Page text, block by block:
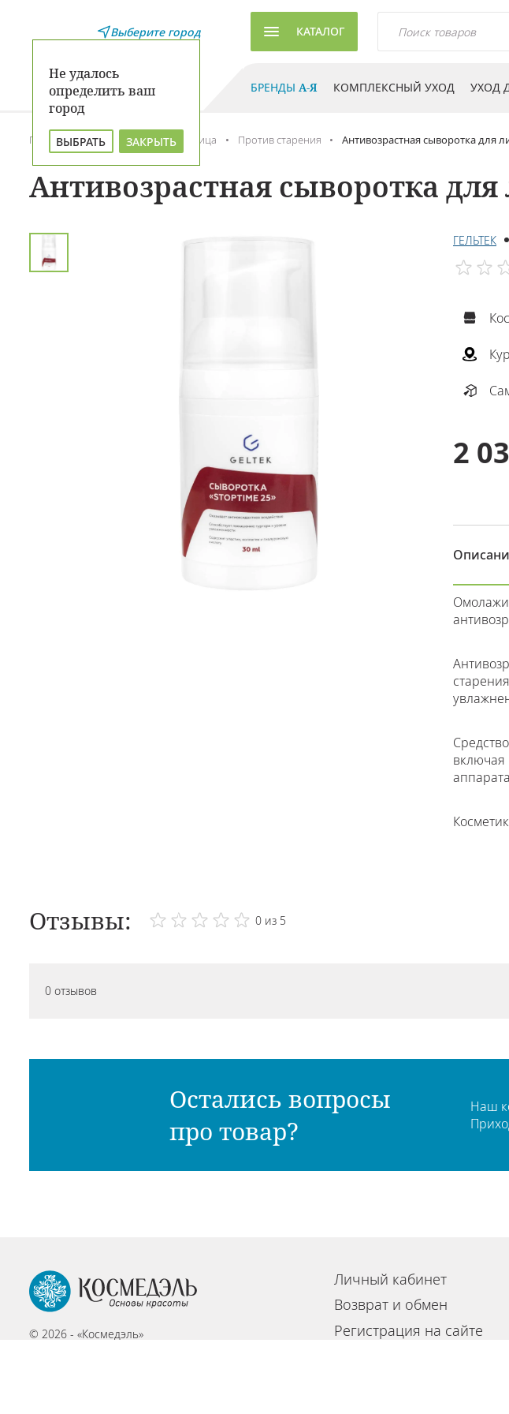
Выберите город
Не удалось
определить ваш
город
ВЫБРАТЬ ЗАКРЫТЬ
КАТАЛОГ
БРЕНДЫ А-Я КОМПЛЕКСНЫЙ УХОД УХОД
Главная Каталог Уход для лица Против старения Антивозрастная сыворотка для
Антивозрастная сыворотка
ГЕЛЬТЕК
2
включая
Отзывы: 0 из 5
0 отзывов
Остались вопросы
про товар?
Наш
© 2026 - «Космедэль»
Личный кабинет
Возврат и обмен
Регистрация на сайте